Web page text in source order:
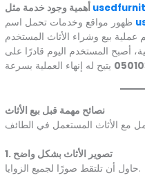
أصبح المستخدم اليوم قادرًا على
نصائح مهمة قبل بيع الأثاث
1. تصوير الأثاث بشكل واضح
حاول أن تلتقط صورًا لجميع الزوايا.